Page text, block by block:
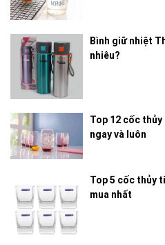
Bình giữ nhiệt
nhiêu?
Top 12 cốc thủy
ngay và luôn
Top 5 cốc thủy
mua nhất